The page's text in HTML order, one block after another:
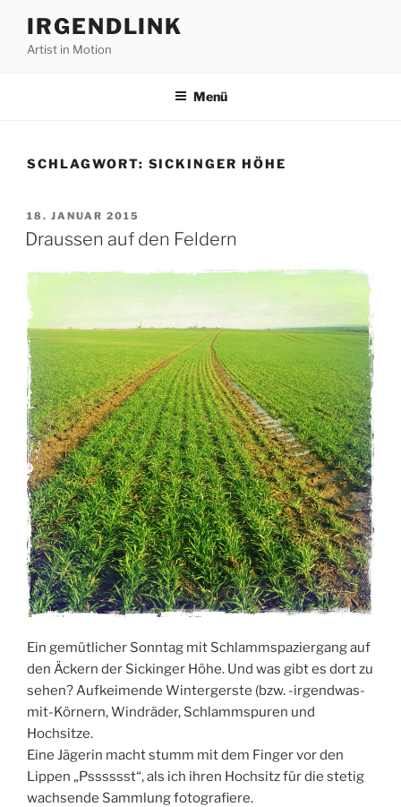
Inhalt
springen
IRGENDLINK
Artist in Motion
Menü
SCHLAGWORT: SICKINGER HÖHE
VERÖFFENTLICHT
AM
18. JANUAR 2015
Draussen auf den Feldern
Ein gemütlicher Sonntag mit Schlammspaziergang auf
den Äckern der Sickinger Höhe. Und was gibt es dort zu
sehen? Aufkeimende Wintergerste (bzw. -irgendwas-
mit-Körnern, Windräder, Schlammspuren und
Hochsitze.
Eine Jägerin macht stumm mit dem Finger vor den
Lippen „Psssssst“, als ich ihren Hochsitz für die stetig
wachsende Sammlung fotografiere.